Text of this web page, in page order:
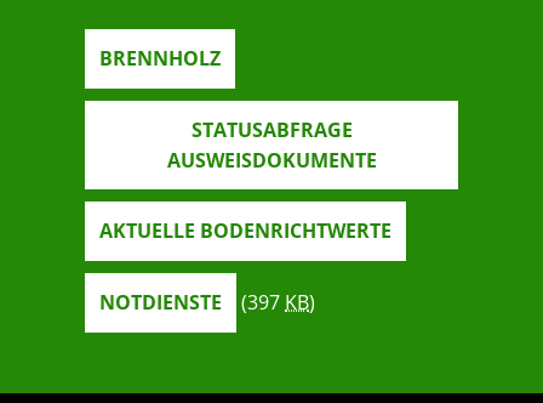
BRENNHOLZ
STATUSABFRAGE
AUSWEISDOKUMENTE
AKTUELLE BODENRICHTWERTE
NOTDIENSTE (397 KB)